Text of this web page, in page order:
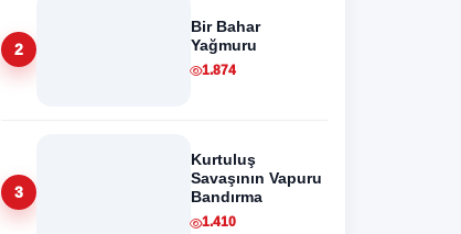
2
Bir Bahar
Yağmuru
1.874
3
Kurtuluş
Savaşının Vapuru
Bandırma
1.410